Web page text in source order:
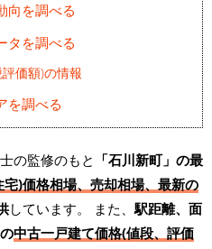
向を調べる
タを調べる
価額)の情報
を調べる
の監修のもと 「石川新町」の最
)価格相場、売却相場、最新の
しています。 また、駅距離、面
中古一戸建て価格(値段、評価